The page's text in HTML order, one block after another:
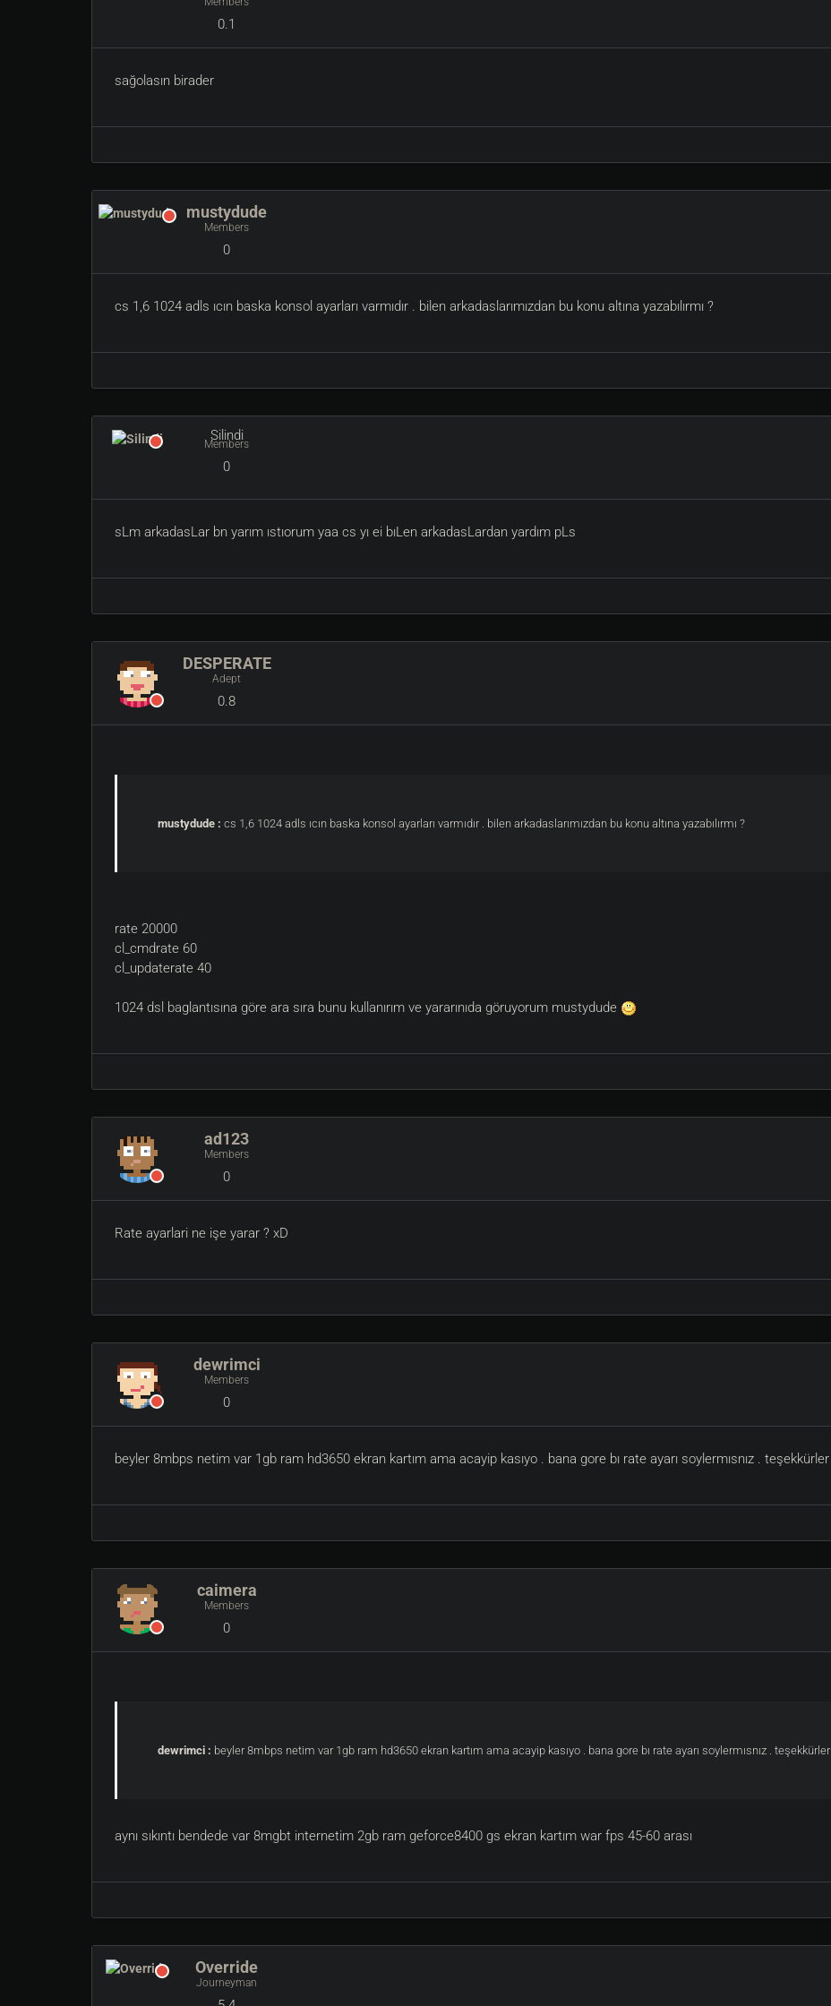
0.1
sağolasın birader
mustydude
Members
0
cs 1,6 1024 adls ıcın baska konsol ayarları varmıdır . bilen arkadaslarımızdan bu konu altına yazabılırmı ?
Silindi
Members
0
sLm arkadasLar bn yarım ıstıorum yaa cs yı ei bıLen arkadasLardan yardım pLs
DESPERATE
Adept
0.8
mustydude : cs 1,6 1024 adls ıcın baska konsol ayarları varmıdır . bilen arkadaslarımızdan bu konu altına yazabılırmı ?
rate 20000
cl_cmdrate 60
cl_updaterate 40
1024 dsl baglantısına göre ara sıra bunu kullanırım ve yararınıda göruyorum mustydude
ad123
Members
0
Rate ayarlari ne işe yarar ? xD
dewrimci
Members
0
beyler 8mbps netim var 1gb ram hd3650 ekran kartım ama acayip kasıyo . bana gore bı rate ayarı soylermısnız . teşekkürler
caimera
Members
0
dewrimci : beyler 8mbps netim var 1gb ram hd3650 ekran kartım ama acayip kasıyo . bana gore bı rate ayarı soylermısnız . teşekkürler
aynı sıkıntı bendede var 8mgbt internetim 2gb ram geforce8400 gs ekran kartım war fps 45-60 arası
Override
Journeyman